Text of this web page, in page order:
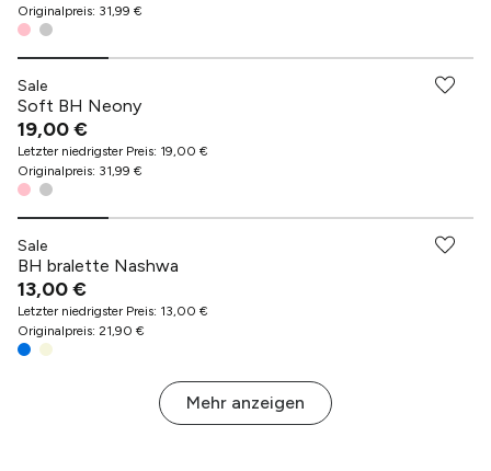
Originalpreis: 31,99 €
Sale
Soft BH Neony
19,00 €
Letzter niedrigster Preis: 19,00 €
Originalpreis: 31,99 €
Sale
BH bralette Nashwa
13,00 €
Letzter niedrigster Preis: 13,00 €
Originalpreis: 21,90 €
Mehr anzeigen